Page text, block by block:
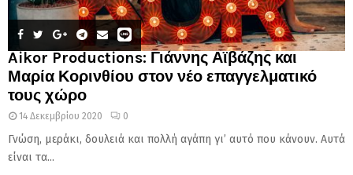
Aikor Productions: Γιάννης Αϊβάζης και
Μαρία Κορινθίου στον νέο επαγγελματικό
τους χώρο
14 Δεκεμβρίου 2020 0
Γνώση, μεράκι, δουλειά και πολλή αγάπη γι’ αυτό που κάνουν. Αυτά
είναι τα...